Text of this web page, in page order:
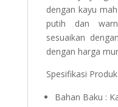
dengan kayu
putih dan
sesuaikan
dengan harga
Spesifikasi
Bahan Baku :